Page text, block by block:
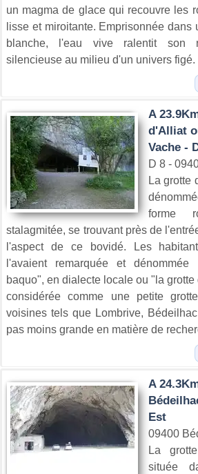
un magma de glace qui recouvre les
lisse et miroitante. Emprisonnée dans
blanche, l'eau vive ralentit son
silencieuse au milieu d'un univers figé.
A
d'Alliat
Vache -
D 8 -
La grotte
forme
stalagmitée, se trouvant près de
l'aspect de ce bovidé. Les
l'avaient remarquée et
baquo", en dialecte locale ou "la
considérée comme une petite
voisines tels que Lombrive,
pas moins grande en matière de
A
Est
09400
La
située